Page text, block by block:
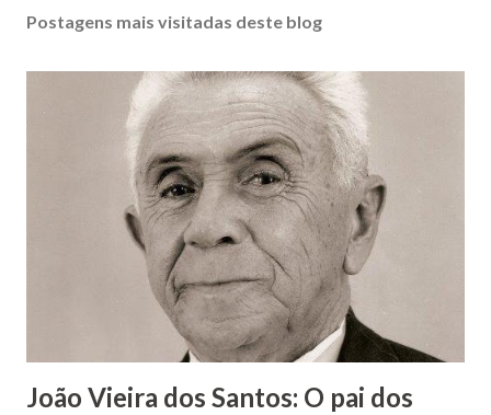
a
u
Postagens mais visitadas deste blog
João Vieira dos Santos: O pai dos